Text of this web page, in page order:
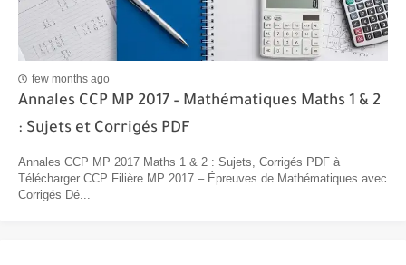
few months ago
Annales CCP MP 2017 – Mathématiques Maths 1 & 2
: Sujets et Corrigés PDF
Annales CCP MP 2017 Maths 1 & 2 : Sujets, Corrigés PDF à
Télécharger CCP Filière MP 2017 – Épreuves de Mathématiques avec
Corrigés Dé...